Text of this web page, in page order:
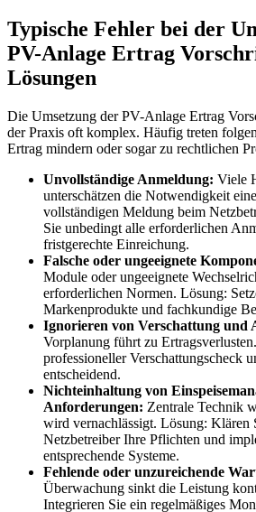
Typische Fehler bei der
PV-Anlage Ertrag
Lösungen
Die Umsetzung der PV-Anlage Ertrag
der Praxis oft komplex. Häufig treten
Ertrag mindern oder sogar zu rechtlichen
Unvollständige Anmeldung: Viele
unterschätzen die Notwendigkeit
vollständigen Meldung beim
Sie unbedingt alle erforderlichen
fristgerechte Einreichung.
Falsche oder ungeeignete
Module oder ungeeignete
erforderlichen Normen. Lösung:
Markenprodukte und fachkundige
Ignorieren von Verschattung und
Vorplanung führt zu
professioneller Verschattungscheck
entscheidend.
Nichteinhaltung von
Anforderungen: Zentrale Technik
wird vernachlässigt. Lösung: Klären
Netzbetreiber Ihre Pflichten und
entsprechende Systeme.
Fehlende oder unzureichende
Überwachung sinkt die Leistung
Integrieren Sie ein regelmäßiges